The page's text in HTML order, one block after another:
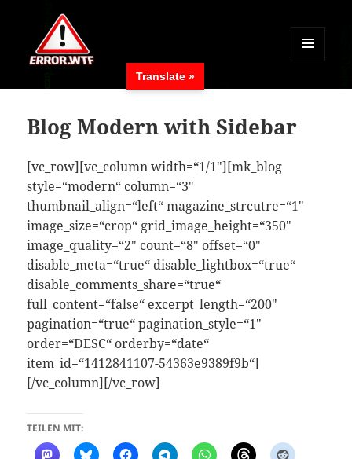
MENÜ
WIDGETS
Blog Modern with Sidebar
[vc_row][vc_column width=“1/1″][mk_blog
style=“modern“ column=“3″
thumbnail_align=“left“ magazine_strcutre=“1″
image_size=“crop“ grid_image_height=“350″
image_quality=“2″ count=“8″ offset=“0″
disable_meta=“true“ disable_lightbox=“true“
disable_comments_share=“true“
full_content=“false“ excerpt_length=“200″
pagination=“true“ pagination_style=“1″
order=“DESC“ orderby=“date“
item_id=“1412841107-54363e9389f9b“]
[/vc_column][/vc_row]
TEILEN MIT:
Translate »